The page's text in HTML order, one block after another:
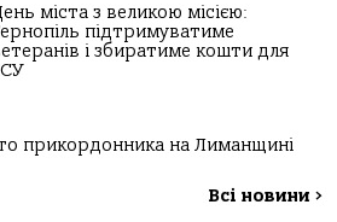
міста з великою місією:
підтримуватиме
і збиратиме кошти для
прикордонника на Лиманщині
Всі новини >